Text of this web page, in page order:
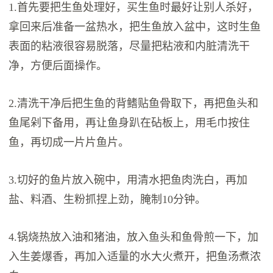
1.首先要把生鱼处理好，买生鱼时最好让别人杀好，
拿回来后准备一盆热水，把生鱼放入盆中，这时生鱼
表面的粘液很容易脱落，尽量把粘液和内脏清洗干
净，方便后面操作。
2.清洗干净后把生鱼的背鳍贴鱼骨取下，再把鱼头和
鱼尾剁下备用，再让鱼身趴在砧板上，用毛巾按住
鱼，再切成一片片鱼片。
3.切好的鱼片放入碗中，用清水把鱼肉洗白，再加
盐、料酒、生粉抓捏上劲，腌制10分钟。
4.锅烧热放入油和猪油，放入鱼头和鱼骨煎一下，加
入生姜爆香，再加入适量的水大火煮开，把鱼汤煮浓